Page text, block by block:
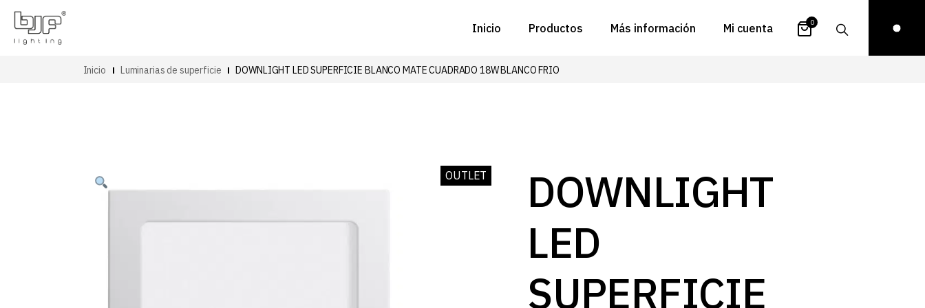
Inicio Productos Más información
FAQs
Proyectos
Mi cuenta
contraseña
0
Inicio Luminarias de superficie DOWNLIGHT LED SUPERFICIE BLANCO MATE CUADRADO 18W BLANCO FRIO
OUTLET
DOWNLIGHT
LED
SUPERFICIE